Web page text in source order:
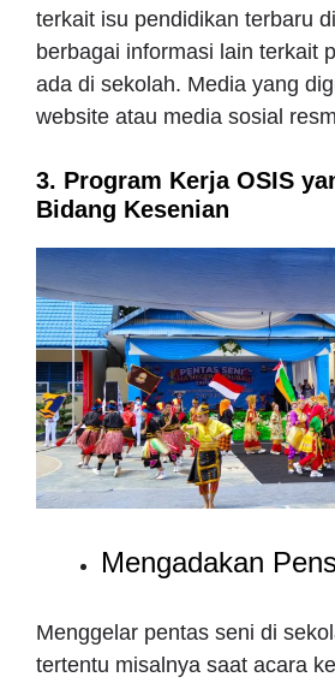
terkait isu pendidikan terbaru
berbagai informasi lain terkait
ada di sekolah. Media yang
website atau media sosial
3. Program Kerja OSIS
Bidang Kesenian
Mengadakan
Menggelar pentas seni di
tertentu misalnya saat acara